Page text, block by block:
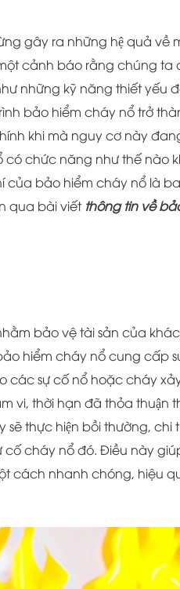
gây ra những hệ quả về
cảnh báo rằng chúng ta
những kỹ năng thiết yếu
bảo hiểm cháy nổ trở
khi mà nguy cơ này
chức năng như thế nào
của bảo hiểm cháy nổ là
qua bài viết thông tin về
bảo vệ tài sản của
hiểm cháy nổ cung cấp
các sự cố nổ hoặc cháy
vi, thời hạn đã thỏa thuận
thực hiện bồi thường, chi
cố cháy nổ đó. Điều này
cách nhanh chóng, hiệu